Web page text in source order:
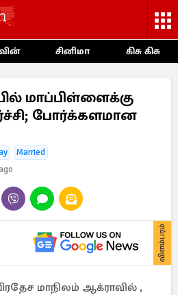
சினிமா கிசு கிசு
மாப்பிள்ளைக்கு
போர்க்களமான
Married
விளம்பரம்
மாநிலம் ஆக்ராவில் ,